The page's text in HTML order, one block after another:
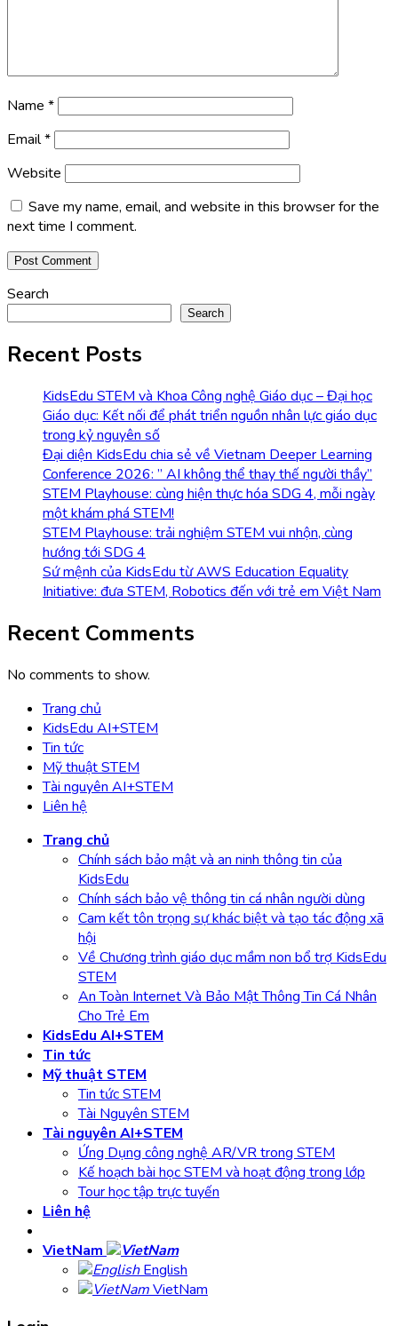
Name *
Email*
Website
Save my name, email, and website in this browser for the
next time I comment.
Search
Search
Recent Posts
KidsEdu STEM và Khoa Công nghệ Giáo dục – Đại học
Giáo dục: Kết nối để phát triển nguồn nhân lực giáo dục
trong kỷ nguyên số
Đại diện KidsEdu chia sẻ về Vietnam Deeper Learning
Conference 2026: ” AI không thể thay thế người thầy”
STEM Playhouse: cùng hiện thực hóa SDG 4, mỗi ngày
một khám phá STEM!
STEM Playhouse: trải nghiệm STEM vui nhộn, cùng
hướng tới SDG 4
Sứ mệnh của KidsEdu từ AWS Education Equality
Initiative: đưa STEM, Robotics đến với trẻ em Việt Nam
Recent Comments
No comments to show.
Trang chủ
KidsEdu AI+STEM
Tin tức
Mỹ thuật STEM
Tài nguyên AI+STEM
Liên hệ
Trang chủ
Chính sách bảo mật và an ninh thông tin của
KidsEdu
Chính sách bảo vệ thông tin cá nhân người dùng
Cam kết tôn trọng sự khác biệt và tạo tác động xã
hội
Về Chương trình giáo dục mầm non bổ trợ KidsEdu
STEM
An Toàn Internet Và Bảo Mật Thông Tin Cá Nhân
Cho Trẻ Em
KidsEdu AI+STEM
Tin tức
Mỹ thuật STEM
Tin tức STEM
Tài Nguyên STEM
Tài nguyên AI+STEM
Ứng Dụng công nghệ AR/VR trong STEM
Kế hoạch bài học STEM và hoạt động trong lớp
Tour học tập trực tuyến
Liên hệ
VietNam
English
VietNam